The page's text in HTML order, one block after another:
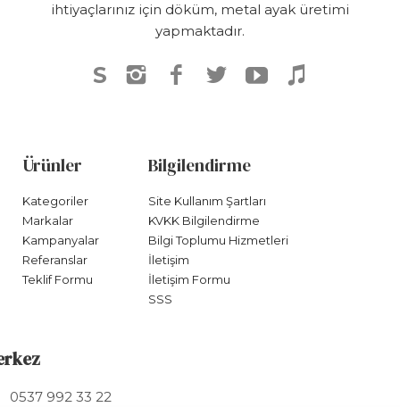
ihtiyaçlarınız için döküm, metal ayak üretimi
yapmaktadır.
S
Ürünler
Kategoriler
Markalar
Kampanyalar
Referanslar
Teklif Formu
Bilgilendirme
Site Kullanım Şartları
KVKK Bilgilendirme
Bilgi Toplumu Hizmetleri
İletişim
İletişim Formu
SSS
0537 992 33 22